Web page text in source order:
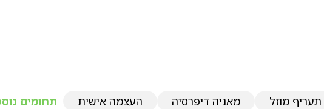
תעריף מוזל מאניה דיפרסיה העצמה אישית תחומים